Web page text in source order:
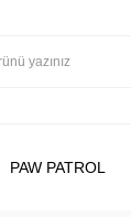
PAW PATROL